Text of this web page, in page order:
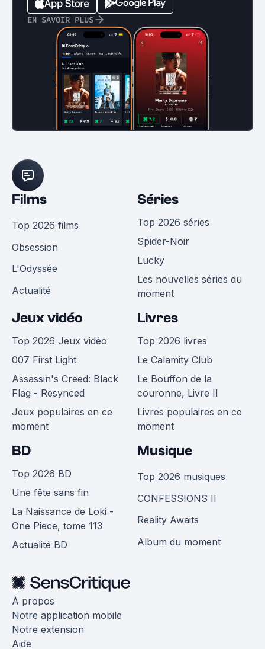
EN SAVOIR PLUS
Films
Top 2026 films
Obsession
L'Odyssée
Actualité
Séries
Top 2026 séries
Spider-Noir
Lucky
Les nouvelles séries du
moment
Jeux vidéo
Top 2026 Jeux vidéo
007 First Light
Assassin's Creed: Black
Flag - Resynced
Jeux populaires en ce
moment
Livres
Top 2026 livres
Le Calamity Club
Le Bouffon de la
couronne, Livre II
Livres populaires en ce
moment
BD
Top 2026 BD
Une fête sans fin
La Naissance de Loki -
One Piece, tome 113
Actualité BD
Musique
Top 2026 musiques
CONFESSIONS II
Reality Awaits
Album du moment
À propos
Notre application mobile
Notre extension
Aide